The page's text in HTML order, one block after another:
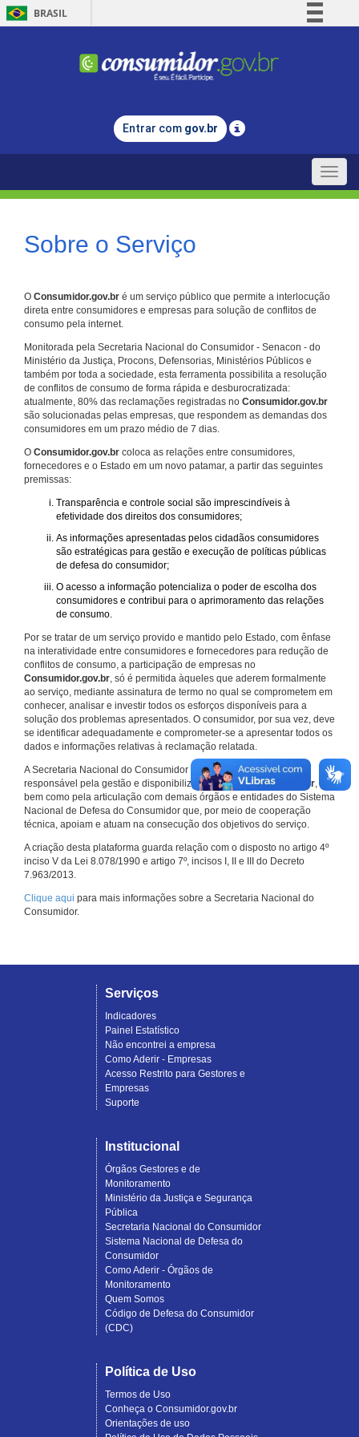
BRASIL
Comunica BR
Legislação
Entrar com gov.br
Toggle
Sobre o Serviço
O Consumidor.gov.br é um serviço público que permite a interlocução
direta entre consumidores e empresas para solução de conflitos de
consumo pela internet.
Monitorada pela Secretaria Nacional do Consumidor - Senacon - do
Ministério da Justiça, Procons, Defensorias, Ministérios Públicos e
também por toda a sociedade, esta ferramenta possibilita a resolução
de conflitos de consumo de forma rápida e desburocratizada:
atualmente, 80% das reclamações registradas no Consumidor.gov.br
são solucionadas pelas empresas, que respondem as demandas dos
consumidores em um prazo médio de 7 dias.
O Consumidor.gov.br coloca as relações entre consumidores,
fornecedores e o Estado em um novo patamar, a partir das seguintes
premissas:
Transparência e controle social são imprescindíveis à
efetividade dos direitos dos consumidores;
As informações apresentadas pelos cidadãos consumidores
são estratégicas para gestão e execução de políticas públicas
de defesa do consumidor;
O acesso a informação potencializa o poder de escolha dos
consumidores e contribui para o aprimoramento das relações
de consumo.
Por se tratar de um serviço provido e mantido pelo Estado, com ênfase
na interatividade entre consumidores e fornecedores para redução de
conflitos de consumo, a participação de empresas no
Consumidor.gov.br, só é permitida àqueles que aderem formalmente
ao serviço, mediante assinatura de termo no qual se comprometem em
conhecer, analisar e investir todos os esforços disponíveis para a
solução dos problemas apresentados. O consumidor, por sua vez, deve
se identificar adequadamente e comprometer-se a apresentar todos os
dados e informações relativas à reclamação relatada.
A Secretaria Nacional do Consumidor do Ministério da Justiça é a
responsável pela gestão e disponibilização doConsumidor.gov.br,
bem como pela articulação com demais órgãos e entidades do Sistema
Nacional de Defesa do Consumidor que, por meio de cooperação
técnica, apoiam e atuam na consecução dos objetivos do serviço.
A criação desta plataforma guarda relação com o disposto no artigo 4º
inciso V da Lei 8.078/1990 e artigo 7º, incisos I, II e III do Decreto
7.963/2013.
Clique aqui para mais informações sobre a Secretaria Nacional do
Consumidor.
Serviços
Indicadores
Painel Estatístico
Não encontrei a empresa
Como Aderir - Empresas
Acesso Restrito para Gestores e
Empresas
Suporte
Institucional
Órgãos Gestores e de
Monitoramento
Ministério da Justiça e Segurança
Pública
Secretaria Nacional do Consumidor
Sistema Nacional de Defesa do
Consumidor
Como Aderir - Órgãos de
Monitoramento
Quem Somos
Código de Defesa do Consumidor
(CDC)
Política de Uso
Termos de Uso
Conheça o Consumidor.gov.br
Orientações de uso